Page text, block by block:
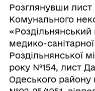
Розглянувши лист
Комунального
медико-
Роздільнянської
року №154, лист
Одеського району